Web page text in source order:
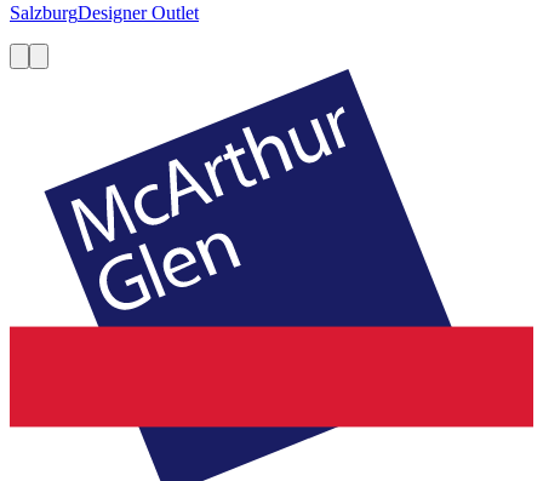
SalzburgDesigner Outlet